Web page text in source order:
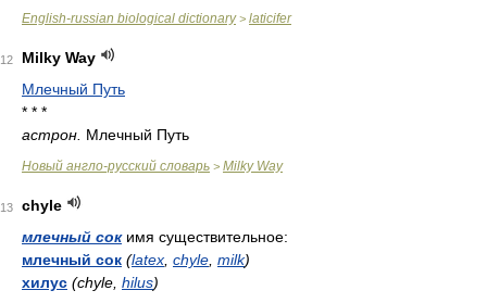
English-russian biological dictionary> laticifer
12
Milky Way
Млечный Путь
* * *
астрон. Млечный Путь
Новый англо-русский словарь > Milky Way
13
chyle
млечный сок имя существительное:
млечный сок (latex chyle milk)
хилус (chyle, hilus)